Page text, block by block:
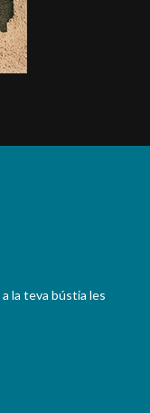
la teva bústia les